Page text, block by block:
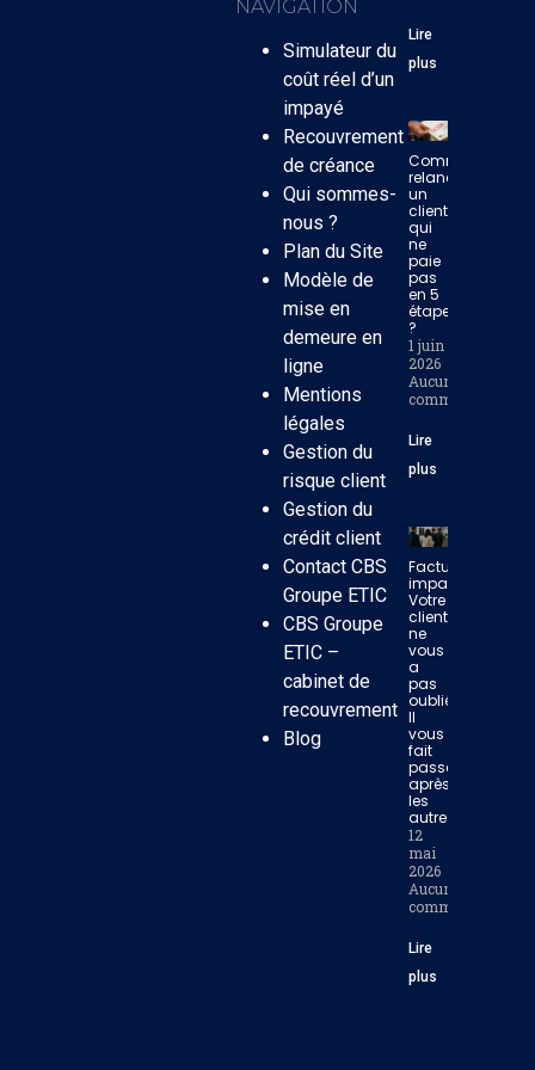
NAVIGATION
Simulateur du
coût réel d’un
impayé
Recouvrement
de créance
Qui sommes-
nous ?
Plan du Site
Modèle de
mise en
demeure en
ligne
Mentions
légales
Gestion du
risque client
Gestion du
crédit client
Contact CBS
Groupe ETIC
CBS Groupe
ETIC –
cabinet de
recouvrement
Blog
Lire
plus
Comment
relancer
un
client
qui
ne
paie
pas
en 5
étapes
?
1 juin
2026
Aucun
commentaire
Lire
plus
Facture
impayée:
Votre
client
ne
vous
a
pas
oublié.
Il
vous
fait
passer
après
les
autres.
12
mai
2026
Aucun
commentaire
Lire
plus